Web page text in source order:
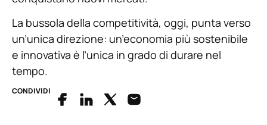
La bussola della competitività, oggi, punta verso
un’unica direzione: un’economia più sostenibile
e innovativa è l’unica in grado di durare nel
tempo.
CONDIVIDI